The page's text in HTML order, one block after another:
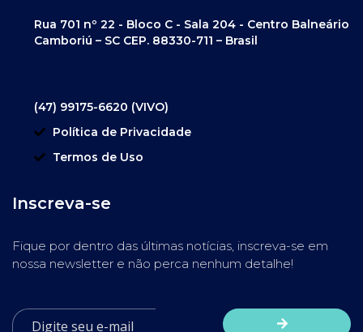
Rua 701 nº 22 - Bloco C - Sala 204 - Centro Balneário
Camboriú – SC CEP. 88330-711 – Brasil
(47) 99175-6620 (VIVO)
Política de Privacidade
Termos de Uso
Inscreva-se
Fique por dentro das últimas notícias, inscreva-se em
nossa newsletter e não perca nenhum detalhe!